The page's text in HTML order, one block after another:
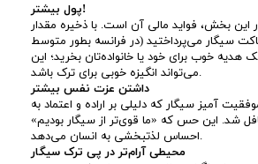
پول بیشتر!
این بخش، فواید مالی آن است. با ذخیره مقدار
سیگار می‌پرداختید (در فرانسه بطور متوسط
یک هدیه خوب برای خود یا خانواده‌تان بخرید؛ این
می‌تواند انگیزه خوبی برای ترک باشد.
داشتن عزت نفس بیشتر
آمیز سیگار که دلیلی بر اراده و اعتماد به
شد. این حس که «ما قوی‌تر از سیگار بودیم»
احساس لذتبخشی به انسان می‌دهد.
محیطی آرام‌تر در پی ترک سیگار